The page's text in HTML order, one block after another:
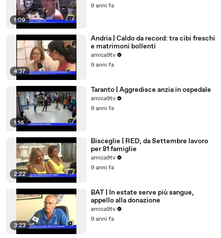
1:09
9 anni fa
4:37
Andria | Caldo da record: tra cibi freschi
e matrimoni bollenti
amica9tv
9 anni fa
1:16
Taranto | Aggredisce anzia in ospedale
amica9tv
9 anni fa
2:22
Bisceglie | RED, da Settembre lavoro
per 81 famiglie
amica9tv
9 anni fa
3:23
BAT | In estate serve più sangue,
appello alla donazione
amica9tv
9 anni fa